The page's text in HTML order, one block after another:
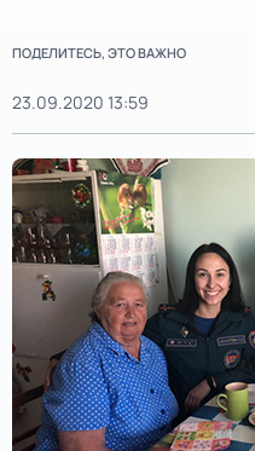
ПОДЕЛИТЕСЬ, ЭТО ВАЖНО
23.09.2020 13:59